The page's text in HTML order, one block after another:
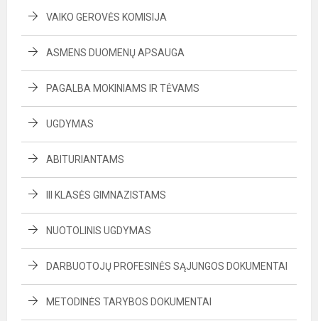
VAIKO GEROVĖS KOMISIJA
ASMENS DUOMENŲ APSAUGA
PAGALBA MOKINIAMS IR TĖVAMS
UGDYMAS
ABITURIANTAMS
III KLASĖS GIMNAZISTAMS
NUOTOLINIS UGDYMAS
DARBUOTOJŲ PROFESINĖS SĄJUNGOS DOKUMENTAI
METODINĖS TARYBOS DOKUMENTAI